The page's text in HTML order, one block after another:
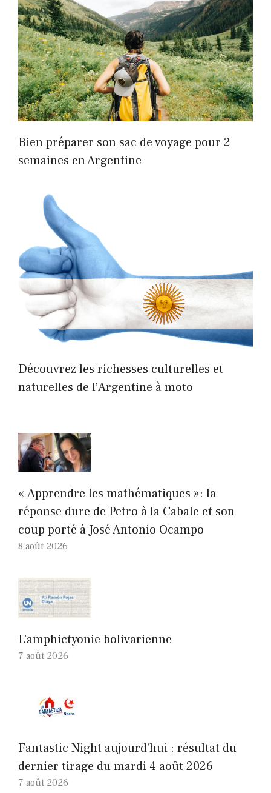
Bien préparer son sac de voyage pour 2
semaines en Argentine
Découvrez les richesses culturelles et
naturelles de l’Argentine à moto
« Apprendre les mathématiques »: la
réponse dure de Petro à la Cabale et son
coup porté à José Antonio Ocampo
8 août 2026
L’amphictyonie bolivarienne
7 août 2026
Fantastic Night aujourd’hui : résultat du
dernier tirage du mardi 4 août 2026
7 août 2026